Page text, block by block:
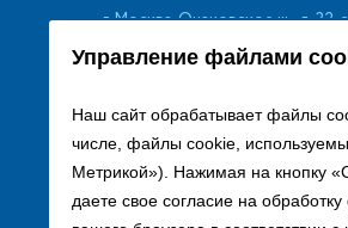
Управление файлами
Наш сайт обрабатывает файлы
числе, файлы cookie,
Метрикой»). Нажимая на кнопку
даете свое согласие на
г. Москва, Очаковское ш., д. 32,
+7 (495) 256 08
Заказать звонок